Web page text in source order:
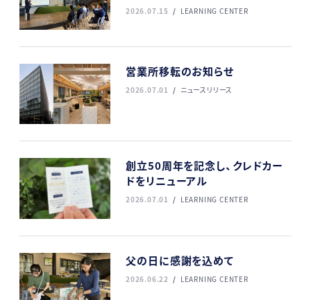
2026.07.15 LEARNING CENTER
営業所移転のお知らせ
2026.07.01 ニュースリリース
創立50周年を記念し、クレドカー
ドをリニューアル
2026.07.01 LEARNING CENTER
父の日に感謝を込めて
2026.06.22 LEARNING CENTER